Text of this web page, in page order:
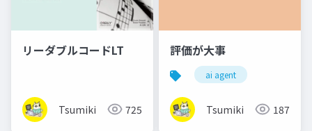
リーダブルコードLT
Tsumiki 725
評価が大事
ai agent
Tsumiki 187